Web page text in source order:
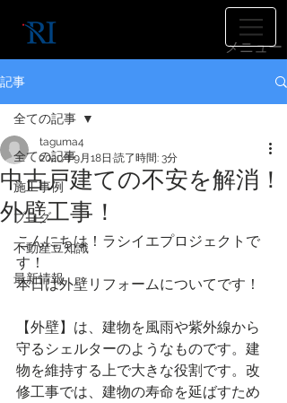
​メニュー
記事
全ての記事
施工事例
ブログ
不動産豆知識
最新情報
全ての記事
中古戸建ての不安を解消！
外壁工事！
taguma4
2020年9月18日 読了時間: 3分
こんにちは！ラシイエプロジェクトで
す！
本日は外壁リフォームについてです！
【外壁】は、建物を風雨や紫外線から
守るシェルターのようなものです。建
物を維持する上で大きな役割です。改
修工事では、建物の寿命を延ばすため